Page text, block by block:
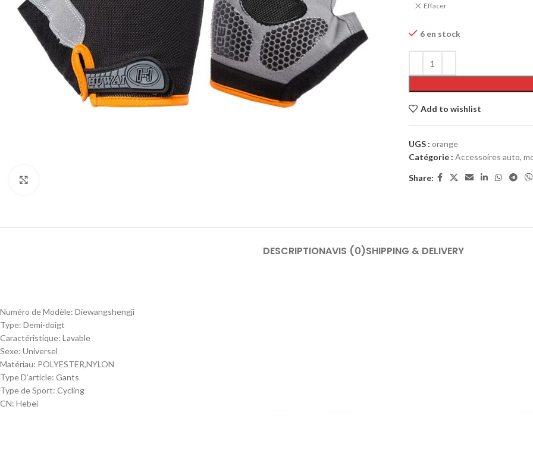
Effacer
6 en stock
Add to wishlist
UGS : orange
Catégorie : Accessoires auto,
Share:
DESCRIPTIONAVIS (0)SHIPPING & DELIVERY
Numéro de Modèle: Diewangshengji
Type: Demi-doigt
Caractéristique: Lavable
Sexe: Universel
Matériau: POLYESTER,NYLON
Type D’article: Gants
Type de Sport: Cycling
CN: Hebei